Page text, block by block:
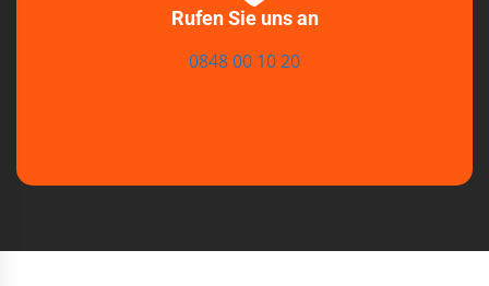
Rufen Sie uns an
0848 00 10 20